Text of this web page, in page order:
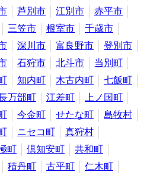
芦別市 江別市
赤平市
三笠市 根室市
千歳市
深川市 富良野市
登別市
石狩市 北斗市
当別町
知内町 木古内町
七飯町
万部町 江差町
上ノ国町
今金町 せたな町
島牧村
ニセコ町
真狩村
町 倶知安町
共和町
積丹町 古平町
仁木町